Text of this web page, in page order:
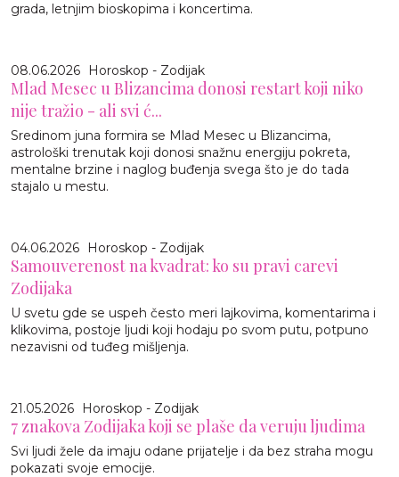
grada, letnjim bioskopima i koncertima.
08.06.2026 Horoskop - Zodijak
Mlad Mesec u Blizancima donosi restart koji niko
nije tražio - ali svi ć...
Sredinom juna formira se Mlad Mesec u Blizancima,
astrološki trenutak koji donosi snažnu energiju pokreta,
mentalne brzine i naglog buđenja svega što je do tada
stajalo u mestu.
04.06.2026 Horoskop - Zodijak
Samouverenost na kvadrat: ko su pravi carevi
Zodijaka
U svetu gde se uspeh često meri lajkovima, komentarima i
klikovima, postoje ljudi koji hodaju po svom putu, potpuno
nezavisni od tuđeg mišljenja.
21.05.2026 Horoskop - Zodijak
7 znakova Zodijaka koji se plaše da veruju ljudima
Svi ljudi žele da imaju odane prijatelje i da bez straha mogu
pokazati svoje emocije.